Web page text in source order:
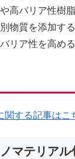
高バリア性樹
物質を添加す
リア性を高め
関する記事はこ
マテリアル